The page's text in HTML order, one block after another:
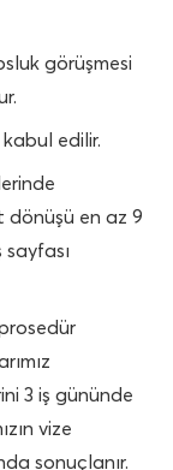
görüşmesi
kabul edilir.
en az 9
sayfası
3 iş gününde
vize
sonuçlanır.